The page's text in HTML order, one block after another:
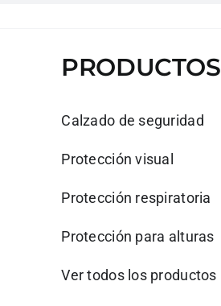
PRODUCTOS
Calzado de seguridad
Protección visual
Protección respiratoria
Protección para alturas
Ver todos los productos